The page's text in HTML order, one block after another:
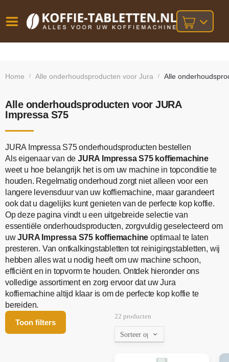
besteld,
bij orders
Home / Alle onderhoudsproducten voor Jura / Alle
Alle onderhoudsproducten voor JURA
Impressa S75
JURA Impressa S75 onderhoudsproducten bestellen
Als eigenaar van de JURA Impressa S75 koffiemachine
weet u hoe belangrijk het is om uw machine in topconditie te
houden. Regelmatig onderhoud zorgt niet alleen voor een
langere levensduur van uw koffiemachine, maar garandeert
ook dat u dagelijks kunt genieten van de perfecte kop koffie.
Op deze pagina vindt u een uitgebreide selectie van
essentiële onderhoudsproducten, zorgvuldig geselecteerd om
uwJURA Impressa S75 koffiemachine optimaal te laten
presteren. Van ontkalkingstabletten tot reinigingstabletten, wij
hebben alles wat u nodig heeft om uw machine schoon,
efficiënt en in topvorm te houden. Ontdek hieronder ons
volledige assortiment en zorg ervoor dat uw Jura
koffiemachine altijd klaar is om de perfecte kop koffie te
bereiden.
Toon filters
22 producten